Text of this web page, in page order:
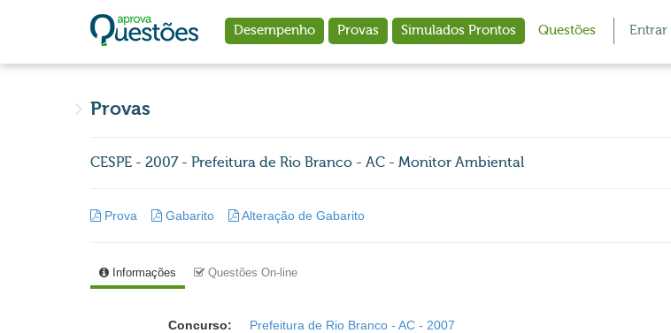
Desempenho Provas Simulados Prontos Questões Entrar
Provas
CESPE - 2007 - Prefeitura de Rio Branco - AC - Monitor Ambiental
Prova Gabarito Alteração de Gabarito
Informações Questões On-line
Concurso:
Prefeitura de Rio Branco - AC - 2007